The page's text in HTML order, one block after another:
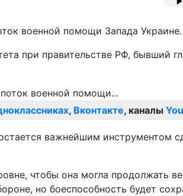
военной помощи Запада Украине.
при правительстве РФ, бывший
, Вконтакте, каналы
важнейшим инструментом
чтобы она могла продолжать
но боеспособность будет